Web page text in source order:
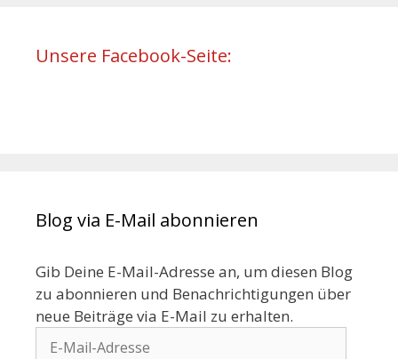
Unsere Facebook-Seite:
Blog via E-Mail abonnieren
Gib Deine E-Mail-Adresse an, um diesen Blog
zu abonnieren und Benachrichtigungen über
neue Beiträge via E-Mail zu erhalten.